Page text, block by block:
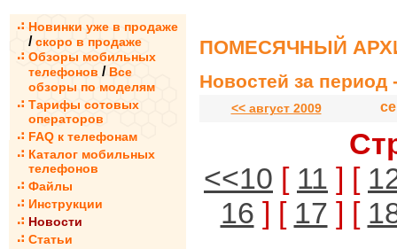
Новинки уже в продаже
/ скоро в продаже
Обзоры мобильных
телефонов / Все
обзоры по моделям
Тарифы сотовых
операторов
FAQ к телефонам
Каталог мобильных
телефонов
Файлы
Инструкции
Новости
Статьи
ПОМЕСЯЧНЫЙ
Новостей за период
<< август 2009
<<10 [ 11 ] [
16 ] [ 17 ] [